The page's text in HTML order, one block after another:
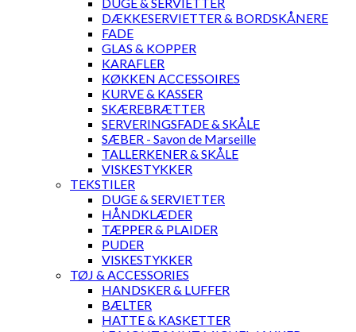
DÆKKESERVIETTER & BORDSKÅNERE
FADE
GLAS & KOPPER
KARAFLER
KØKKEN ACCESSOIRES
KURVE & KASSER
SKÆREBRÆTTER
SERVERINGSFADE & SKÅLE
SÆBER - Savon de Marseille
TALLERKENER & SKÅLE
VISKESTYKKER
TEKSTILER
DUGE & SERVIETTER
HÅNDKLÆDER
TÆPPER & PLAIDER
PUDER
VISKESTYKKER
TØJ & ACCESSORIES
HANDSKER & LUFFER
BÆLTER
HATTE & KASKETTER